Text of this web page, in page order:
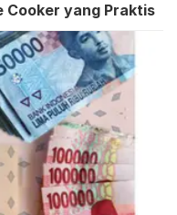
Cooker yang Praktis